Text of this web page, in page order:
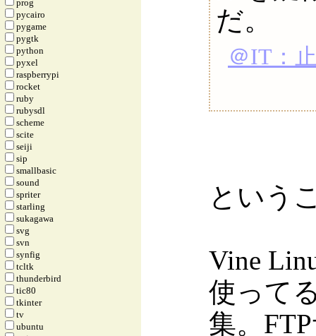
だ。
＠IT：
という
Vine
使って
集。
prog
pycairo
pygame
pygtk
python
pyxel
raspberrypi
rocket
ruby
rubysdl
scheme
scite
seiji
sip
smallbasic
sound
spriter
starling
sukagawa
svg
svn
synfig
tcltk
thunderbird
tic80
tkinter
tv
ubuntu